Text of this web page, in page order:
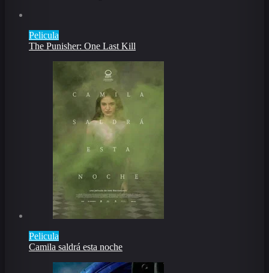
Pelicula
The Punisher: One Last Kill
Pelicula
Camila saldrá esta noche